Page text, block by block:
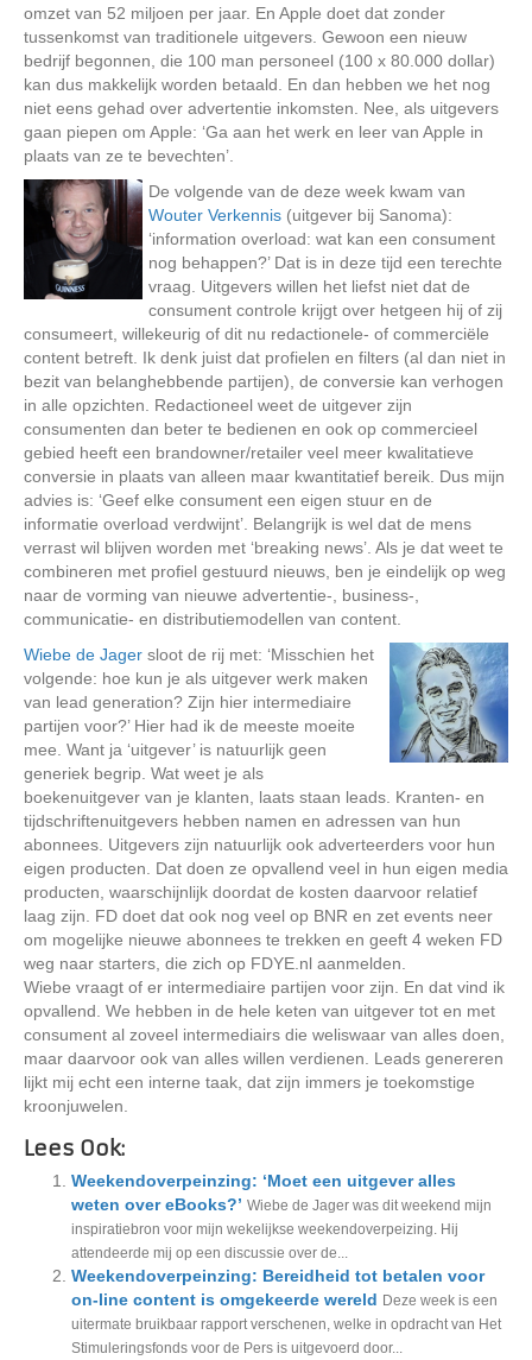
omzet van 52 miljoen per jaar. En Apple doet dat zonder
tussenkomst van traditionele uitgevers. Gewoon een nieuw
bedrijf begonnen, die 100 man personeel (100 x 80.000 dollar)
kan dus makkelijk worden betaald. En dan hebben we het nog
niet eens gehad over advertentie inkomsten. Nee, als uitgevers
gaan piepen om Apple: ‘Ga aan het werk en leer van Apple in
plaats van ze te bevechten’.
De volgende van de deze week kwam van
Wouter Verkennis (uitgever bij Sanoma):
‘information overload: wat kan een consument
nog behappen?’ Dat is in deze tijd een terechte
vraag. Uitgevers willen het liefst niet dat de
consument controle krijgt over hetgeen hij of zij
consumeert, willekeurig of dit nu redactionele- of commerciële
content betreft. Ik denk juist dat profielen en filters (al dan niet in
bezit van belanghebbende partijen), de conversie kan verhogen
in alle opzichten. Redactioneel weet de uitgever zijn
consumenten dan beter te bedienen en ook op commercieel
gebied heeft een brandowner/retailer veel meer kwalitatieve
conversie in plaats van alleen maar kwantitatief bereik. Dus mijn
advies is: ‘Geef elke consument een eigen stuur en de
informatie overload verdwijnt’. Belangrijk is wel dat de mens
verrast wil blijven worden met ‘breaking news’. Als je dat weet te
combineren met profiel gestuurd nieuws, ben je eindelijk op weg
naar de vorming van nieuwe advertentie-, business-,
communicatie- en distributiemodellen van content.
Wiebe de Jager sloot de rij met: ‘Misschien het
volgende: hoe kun je als uitgever werk maken
van lead generation? Zijn hier intermediaire
partijen voor?’ Hier had ik de meeste moeite
mee. Want ja ‘uitgever’ is natuurlijk geen
generiek begrip. Wat weet je als
boekenuitgever van je klanten, laats staan leads. Kranten- en
tijdschriftenuitgevers hebben namen en adressen van hun
abonnees. Uitgevers zijn natuurlijk ook adverteerders voor hun
eigen producten. Dat doen ze opvallend veel in hun eigen media
producten, waarschijnlijk doordat de kosten daarvoor relatief
laag zijn. FD doet dat ook nog veel op BNR en zet events neer
om mogelijke nieuwe abonnees te trekken en geeft 4 weken FD
weg naar starters, die zich op FDYE.nl aanmelden.
Wiebe vraagt of er intermediaire partijen voor zijn. En dat vind ik
opvallend. We hebben in de hele keten van uitgever tot en met
consument al zoveel intermediairs die weliswaar van alles doen,
maar daarvoor ook van alles willen verdienen. Leads genereren
lijkt mij echt een interne taak, dat zijn immers je toekomstige
kroonjuwelen.
Lees Ook:
Weekendoverpeinzing: ‘Moet een uitgever alles
weten over eBooks?’ Wiebe de Jager was dit weekend mijn
inspiratiebron voor mijn wekelijkse weekendoverpeizing. Hij
attendeerde mij op een discussie over de...
Weekendoverpeinzing: Bereidheid tot betalen voor
on-line content is omgekeerde wereld Deze week is een
uitermate bruikbaar rapport verschenen, welke in opdracht van Het
Stimuleringsfonds voor de Pers is uitgevoerd door...